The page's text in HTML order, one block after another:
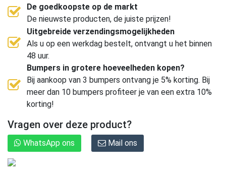
De goedkoopste op de markt
De nieuwste producten, de juiste prijzen!
Uitgebreide verzendingsmogelijkheden
Als u op een werkdag bestelt, ontvangt u het binnen
48 uur.
Bumpers in grotere hoeveelheden kopen?
Bij aankoop van 3 bumpers ontvang je 5% korting. Bij
meer dan 10 bumpers profiteer je van een extra 10%
korting!
Vragen over deze product?
WhatsApp ons Mail ons